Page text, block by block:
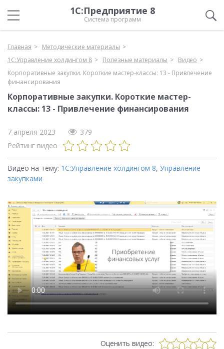
1С:Предприятие 8
Система программ
Главная
Методические материалы
1С:Управление холдингом 8
Полезные материалы
Видео
Корпоративные закупки. Короткие мастер-классы: 13 - Привлечение
финансирования
Корпоративные закупки. Короткие мастер-
классы: 13 - Привлечение финансирования
7 апреля 2023
379
Рейтинг видео
Видео на тему: 1С:Управление холдингом 8, Управление
закупками
Оценить видео: